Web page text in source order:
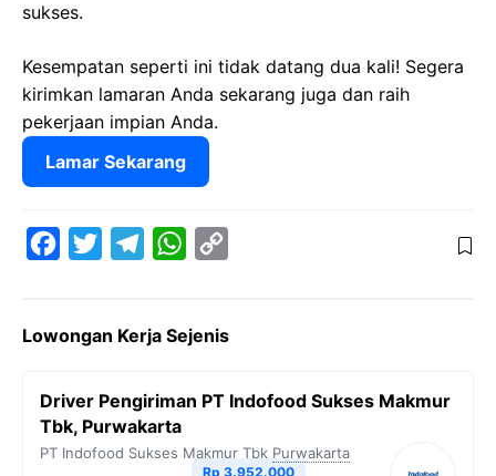
sukses.
Kesempatan seperti ini tidak datang dua kali! Segera
kirimkan lamaran Anda sekarang juga dan raih
pekerjaan impian Anda.
Lamar Sekarang
e
o
o
t
e
e
r
a
W
t
A
p
y
i
Lowongan Kerja Sejenis
Driver Pengiriman PT Indofood Sukses Makmur
Tbk, Purwakarta
PT Indofood Sukses Makmur Tbk Purwakarta
Rp 3.952.000